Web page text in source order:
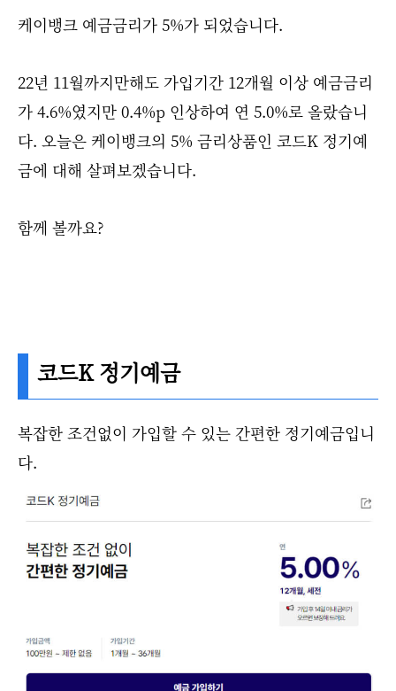
케이뱅크 예금금리가 5%가 되었습니다.
22년 11월까지만해도 가입기간 12개월 이상 예금금리
가 4.6%였지만 0.4%p 인상하여 연 5.0%로 올랐습니
다. 오늘은 케이뱅크의 5% 금리상품인 코드K 정기예
금에 대해 살펴보겠습니다.
함께 볼까요?
코드K 정기예금
복잡한 조건없이 가입할 수 있는 간편한 정기예금입니
다.